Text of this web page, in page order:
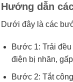
Hướng dẫn
Dưới đây là các
Bước 1: Trải
điện bị nhăn,
Bước 2: Tắt